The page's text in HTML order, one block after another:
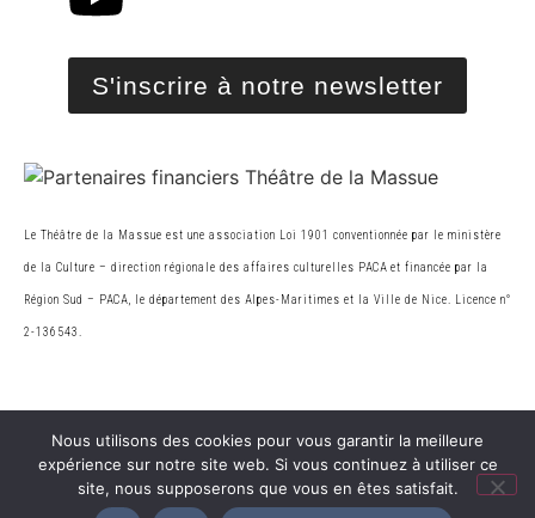
S'inscrire à notre newsletter
Le Théâtre de la Massue est une association Loi 1901 conventionnée par le ministère
de la Culture – direction régionale des affaires culturelles PACA et financée par la
Région Sud – PACA, le département des Alpes-Maritimes et la Ville de Nice. Licence n°
2-136543.
Création Web
Nous utilisons des cookies pour vous garantir la meilleure
expérience sur notre site web. Si vous continuez à utiliser ce
site, nous supposerons que vous en êtes satisfait.